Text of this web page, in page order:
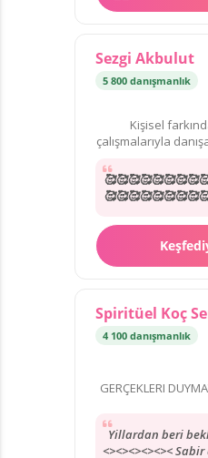
Sezgi Akbulut
5 800 danışmanlık
Kişisel
çalışmalarıyla
Spiritüel Koç
4 100 danışmanlık
GERÇEKLERI
Yillardan beri
<><><><><><